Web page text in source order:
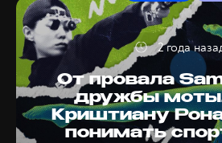
От провала
дружбы
Криштиану
понимать
2 года